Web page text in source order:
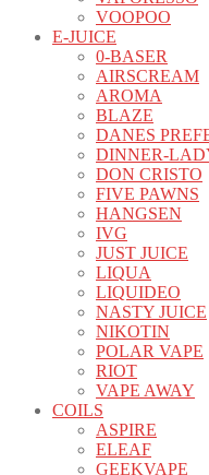
VOOPOO
E-JUICE
0-BASER
AIRSCREAM
AROMA
BLAZE
DANES
DINNER-
DON CRISTO
FIVE PAWNS
HANGSEN
IVG
JUST JUICE
LIQUA
LIQUIDEO
NASTY JUICE
NIKOTIN
POLAR VAPE
RIOT
VAPE AWAY
COILS
ASPIRE
ELEAF
GEEKVAPE